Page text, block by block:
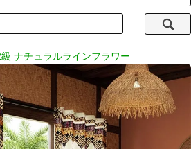
ナチュラルラインフラワー